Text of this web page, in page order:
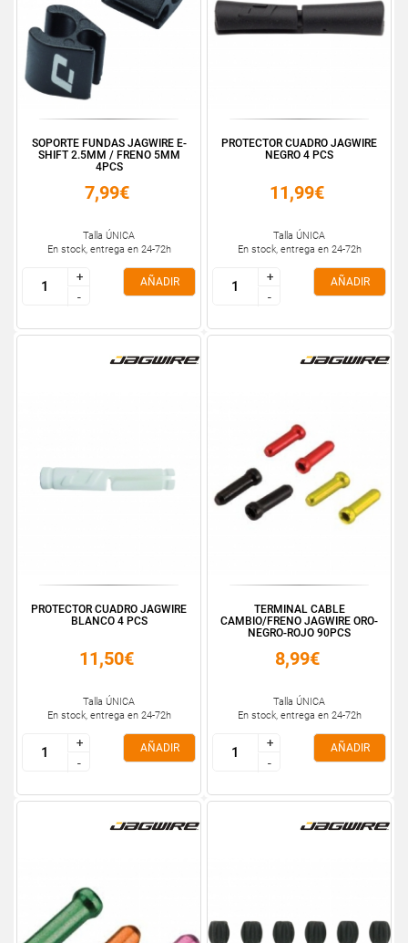
SOPORTE FUNDAS JAGWIRE E-
SHIFT 2.5MM / FRENO 5MM
4PCS
7,99€
Talla ÚNICA
En stock, entrega en 24-72h
+
-
+
-
AÑADIR
PROTECTOR CUADRO JAGWIRE
NEGRO 4 PCS
11,99€
Talla ÚNICA
En stock, entrega en 24-72h
+
-
+
-
AÑADIR
PROTECTOR CUADRO JAGWIRE
BLANCO 4 PCS
11,50€
Talla ÚNICA
En stock, entrega en 24-72h
+
-
+
-
AÑADIR
TERMINAL CABLE
CAMBIO/FRENO JAGWIRE ORO-
NEGRO-ROJO 90PCS
8,99€
Talla ÚNICA
En stock, entrega en 24-72h
+
-
+
-
AÑADIR